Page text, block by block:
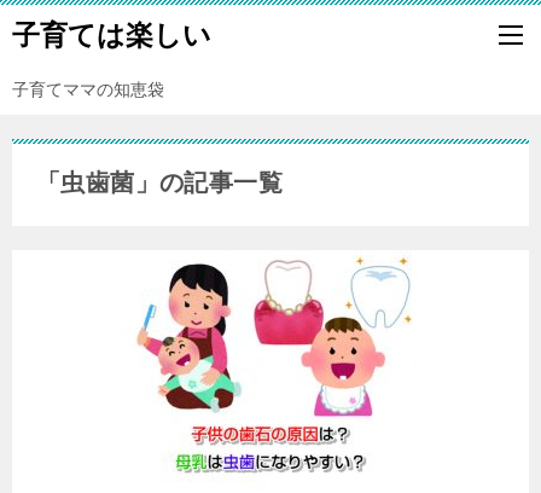
子育ては楽しい
子育てママの知恵袋
「虫歯菌」の記事一覧